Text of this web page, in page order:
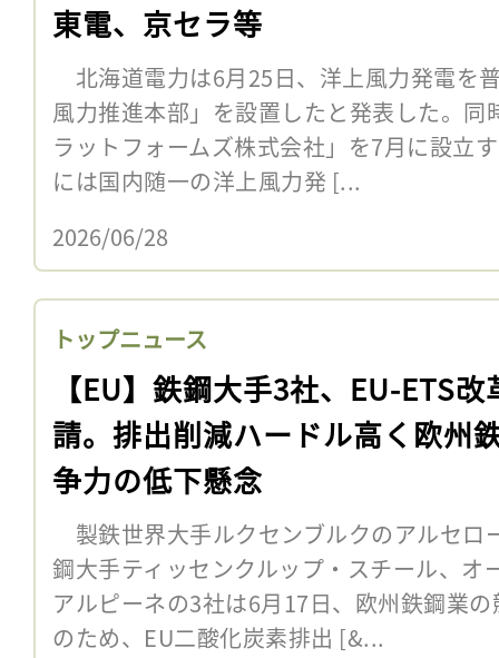
東電、京セラ等
北海道電力は6月25日、洋上風力発電を
風力推進本部」を設置したと発表した。
ラットフォームズ株式会社」を7月に設
には国内随一の洋上風力発 [...
2026/06/28
トップニュース
【EU】鉄鋼大手3社、EU-ETS改
請。排出削減ハードル高く欧州
争力の低下懸念
製鉄世界大手ルクセンブルクのアルセロ
鋼大手ティッセンクルップ・スチール、オ
アルピーネの3社は6月17日、欧州鉄鋼業
のため、EU二酸化炭素排出 [&...